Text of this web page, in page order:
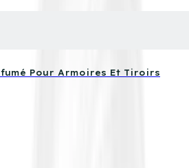
Pour Armoires Et Tiroirs